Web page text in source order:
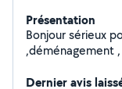
Présentation
Bonjour sérieux
,déménagement
cordialement.
Dernier avis